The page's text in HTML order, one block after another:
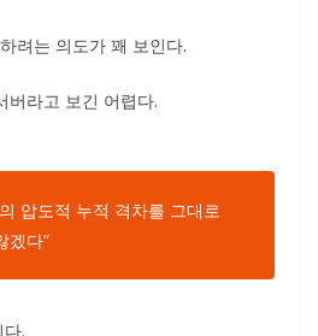
려는 의도가 꽤 보인다.
버라고 보긴 어렵다.
압도적 누적 격차를 그대로
겠다”
.